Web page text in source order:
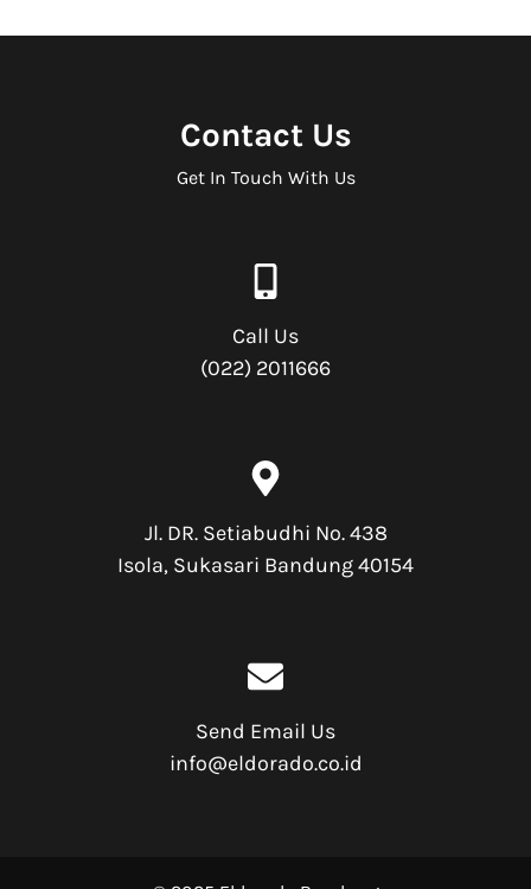
Contact Us
Get In Touch With Us
Call Us
(022) 2011666
Jl. DR. Setiabudhi No. 438
Isola, Sukasari Bandung 40154
Send Email Us
info@eldorado.co.id